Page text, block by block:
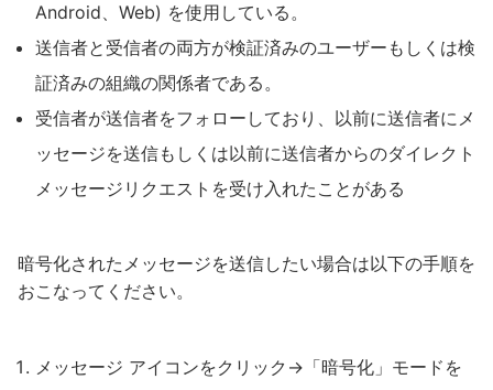
Android、Web) を使用している。
送信者と受信者の両方が検証済みのユーザーもしくは検
証済みの組織の関係者である。
受信者が送信者をフォローしており、以前に送信者にメ
ッセージを送信もしくは以前に送信者からのダイレクト
メッセージリクエストを受け入れたことがある
暗号化されたメッセージを送信したい場合は以下の手順を
おこなってください。
メッセージ アイコンをクリック→「暗号化」モードを